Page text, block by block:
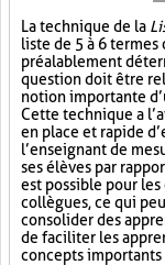
La technique de la
liste de 5 à 6
préalablement
question doit être
notion importante
Cette technique a
en place et rapide
l’enseignant de
ses élèves par
est possible pour
collègues, ce qui
consolider des
de faciliter les
concepts importants